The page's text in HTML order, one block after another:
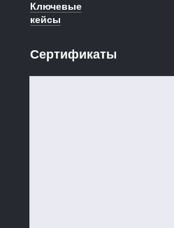
Ключевые
кейсы
Сертификаты